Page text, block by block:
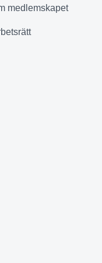
medlemskapet